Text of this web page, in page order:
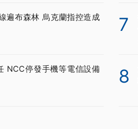
遍布森林 烏克蘭指控造成
NCC停發手機等電信設備
7
8